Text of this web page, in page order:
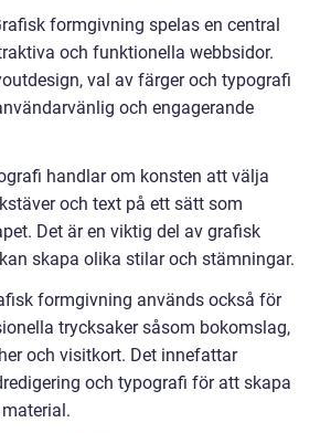
formgivning spelas en central
och funktionella webbsidor.
val av färger och typografi
och engagerande
handlar om konsten att välja
och text på ett sätt som
Det är en viktig del av grafisk
skapa olika stilar och stämningar.
formgivning används också för
trycksaker såsom bokomslag,
och visitkort. Det innefattar
och typografi för att skapa